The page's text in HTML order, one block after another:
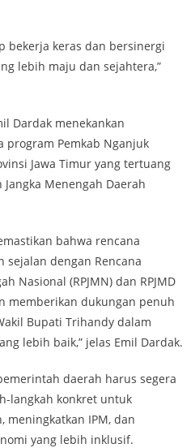
bekerja keras dan bersinergi
lebih maju dan sejahtera,”
Dardak menekankan
program Pemkab Nganjuk
Jawa Timur yang tertuang
Menengah Daerah
bahwa rencana
sejalan dengan Rencana
Nasional (RPJMN) dan RPJMD
memberikan dukungan penuh
Bupati Trihandy dalam
lebih baik,” jelas Emil Dardak.
daerah harus segera
langkah konkret untuk
meningkatkan IPM, dan
yang lebih inklusif.